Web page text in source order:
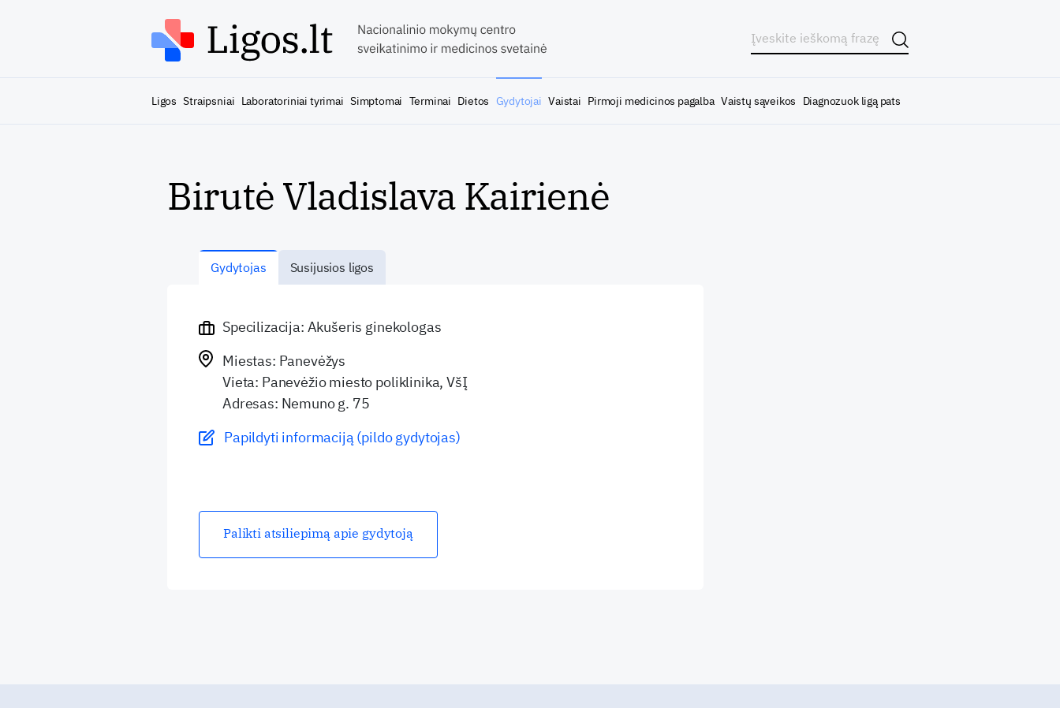
Ligos Straipsniai Laboratoriniai tyrimai Simptomai Terminai Dietos Gydytojai Vaistai Pirmoji medicinos pagalba Vaistų sąveikos Diagnozuok ligą pats
Birutė Vladislava Kairienė
Gydytojas Susijusios ligos
Specilizacija: Akušeris ginekologas
Miestas: Panevėžys
Vieta: Panevėžio miesto poliklinika, VšĮ
Adresas: Nemuno g. 75
Papildyti informaciją (pildo gydytojas)
Palikti atsiliepimą apie gydytoją